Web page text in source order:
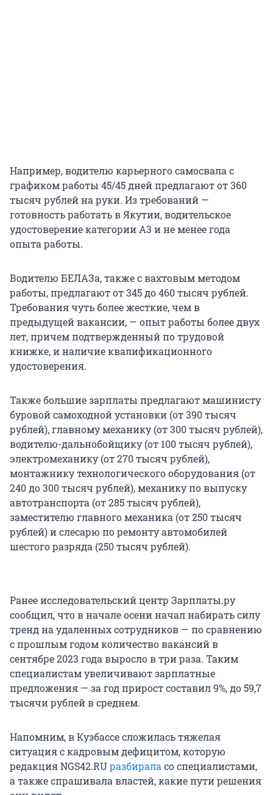
Например, водителю карьерного самосвала с
графиком работы 45/45 дней предлагают от 360
тысяч рублей на руки. Из требований —
готовность работать в Якутии, водительское
удостоверение категории А3 и не менее года
опыта работы.
Водителю БЕЛАЗа, также с вахтовым методом
работы, предлагают от 345 до 460 тысяч рублей.
Требования чуть более жесткие, чем в
предыдущей вакансии, — опыт работы более двух
лет, причем подтвержденный по трудовой
книжке, и наличие квалификационного
удостоверения.
Также большие зарплаты предлагают машинисту
буровой самоходной установки (от 390 тысяч
рублей), главному механику (от 300 тысяч рублей),
водителю-дальнобойщику (от 100 тысяч рублей),
электромеханику (от 270 тысяч рублей),
монтажнику технологического оборудования (от
240 до 300 тысяч рублей), механику по выпуску
автотранспорта (от 285 тысяч рублей),
заместителю главного механика (от 250 тысяч
рублей) и слесарю по ремонту автомобилей
шестого разряда (250 тысяч рублей).
Ранее исследовательский центр Зарплаты.ру
сообщил, что в начале осени начал набирать силу
тренд на удаленных сотрудников — по сравнению
с прошлым годом количество вакансий в
сентябре 2023 года выросло в три раза. Таким
специалистам увеличивают зарплатные
предложения — за год прирост составил 9%, до 59,7
тысячи рублей в среднем.
Напомним, в Кузбассе сложилась тяжелая
ситуация с кадровым дефицитом, которую
редакция NGS42.RUразбираласо специалистами,
а также спрашивала властей, какие пути решения